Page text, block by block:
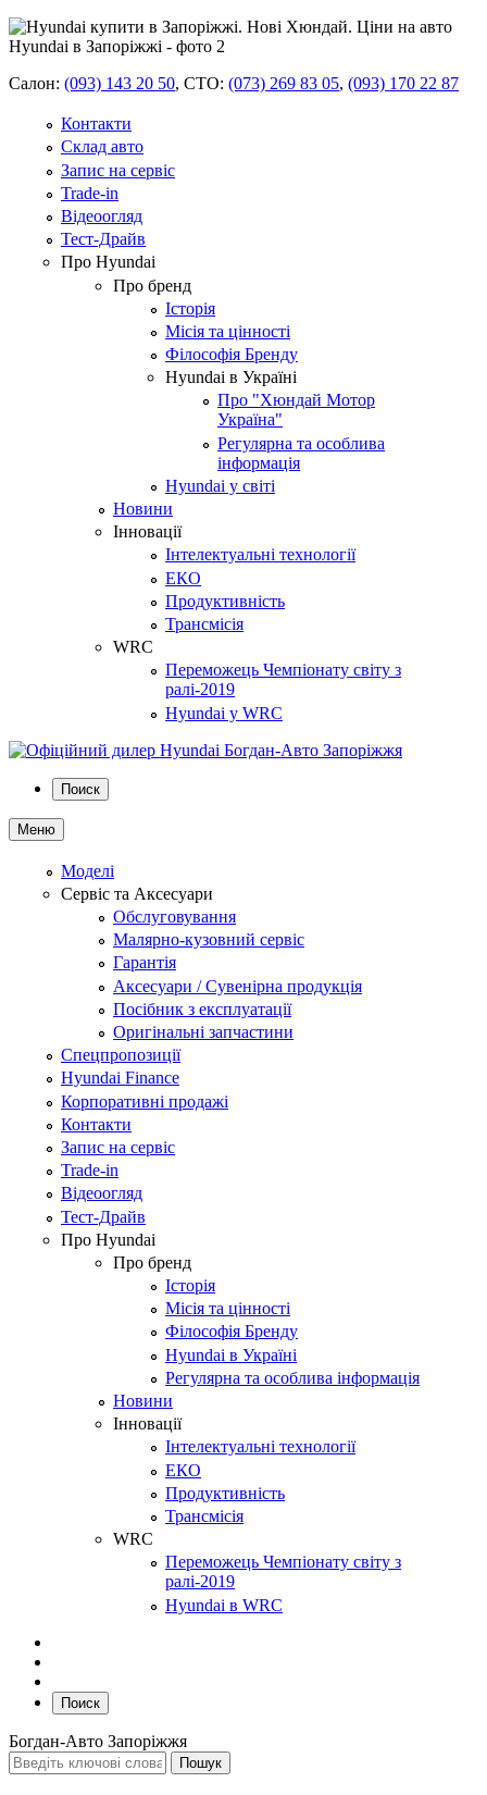
Салон: (093) 143 20 50, СТО: (073) 269 83 05, (093) 170 22 87
Контакти
Склад авто
Запис на сервіс
Trade-in
Відеоогляд
Тест-Драйв
Про Hyundai
Про бренд
Історія
Місія та цінності
Філософія Бренду
Hyundai в Україні
Про "Хюндай Мотор
Україна"
Регулярна та особлива
інформація
Hyundai у світі
Новини
Інновації
Інтелектуальні технології
ЕКО
Продуктивність
Трансмісія
WRC
Переможець Чемпіонату світу з
ралі-2019
Hyundai у WRC
Поиск
Меню
Моделі
Сервіс та Аксесуари
Обслуговування
Малярно-кузовний сервіс
Гарантія
Аксесуари / Сувенірна продукція
Посібник з експлуатації
Оригінальні запчастини
Спецпропозиції
Hyundai Finance
Корпоративні продажі
Контакти
Запис на сервіс
Trade-in
Відеоогляд
Тест-Драйв
Про Hyundai
Про бренд
Історія
Місія та цінності
Філософія Бренду
Hyundai в Україні
Регулярна та особлива інформація
Новини
Інновації
Інтелектуальні технології
ЕКО
Продуктивність
Трансмісія
WRC
Переможець Чемпіонату світу з
ралі-2019
Hyundai в WRC
Поиск
Богдан-Авто Запоріжжя